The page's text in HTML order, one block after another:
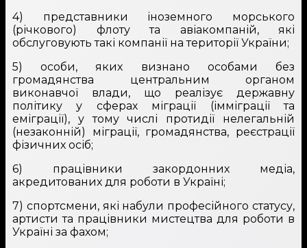
4) представники іноземного морського
(річкового) флоту та авіакомпаній, які
обслуговують такі компанії на території України;
5) особи, яких визнано особами без
громадянства центральним органом
виконавчої влади, що реалізує державну
політику у сферах міграції (імміграції та
еміграції), у тому числі протидії нелегальній
(незаконній) міграції, громадянства, реєстрації
фізичних осіб;
6) працівники закордонних медіа,
акредитованих для роботи в Україні;
7) спортсмени, які набули професійного статусу,
артисти та працівники мистецтва для роботи в
Україні за фахом;